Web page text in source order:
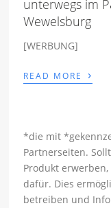
unterwegs im
Wewelsburg
[WERBUNG]
READ MORE ›
*die mit
Partnerseiten.
Produkt
dafür. Dies
betreiben und